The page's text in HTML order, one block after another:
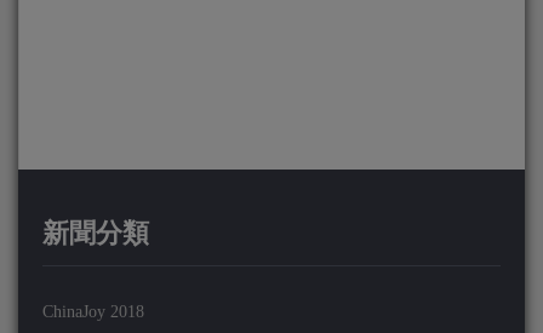
新聞分類
ChinaJoy 2018